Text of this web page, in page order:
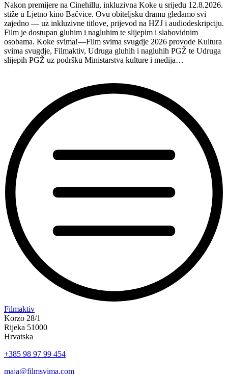
Hvaru”
Nakon premijere na Cinehillu, inkluzivna Koke u srijedu 12.8.2026.
stiže u Ljetno kino Bačvice. Ovu obiteljsku dramu gledamo svi
zajedno — uz inkluzivne titlove, prijevod na HZJ i audiodeskripciju.
Film je dostupan gluhim i nagluhim te slijepim i slabovidnim
osobama. Koke svima!—Film svima svugdje 2026 provode Kultura
svima svugdje, Filmaktiv, Udruga gluhih i nagluhih PGŽ te Udruga
slijepih PGŽ uz podršku Ministarstva kulture i medija…
“Koke
svima
—
inkluzivna
svima
Filmaktiv
Korzo 28/1
Rijeka 51000
Hrvatska
+385 98 97 99 454
maja@filmsvima.com